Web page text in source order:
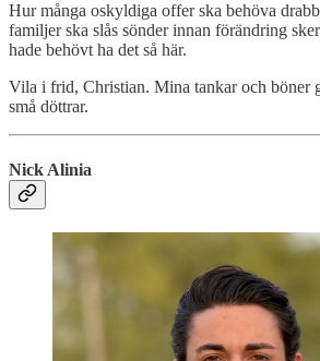
Hur många oskyldiga offer ska behöva
familjer ska slås sönder innan förändring
hade behövt ha det så här.
Vila i frid, Christian. Mina tankar och böner
små döttrar.
Nick Alinia